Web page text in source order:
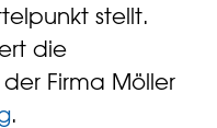
stellt.
die
Firma Möller
.